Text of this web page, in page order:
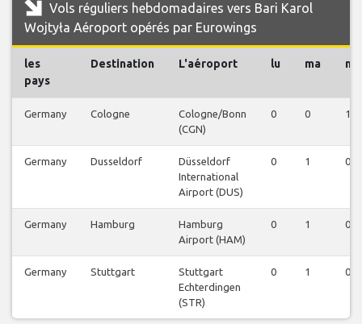
Vols réguliers hebdomadaires vers Bari Karol
Wojtyła Aéroport opérés par Eurowings
les
pays
Destination L'aéroport lu ma me
Germany Cologne
Cologne/Bonn
(CGN)
0 0 1
Germany Dusseldorf
Düsseldorf
International
Airport (DUS)
0 1 0
Germany Hamburg
Hamburg
Airport (HAM)
0 1 0
Germany Stuttgart
Stuttgart
Echterdingen
(STR)
0 1 0